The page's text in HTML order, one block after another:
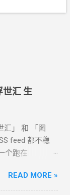
start 给自己的
汇 生
汇」 和 「图
feed 都不稳
个跑在
引用框里面都是
创建一个
READ MORE »